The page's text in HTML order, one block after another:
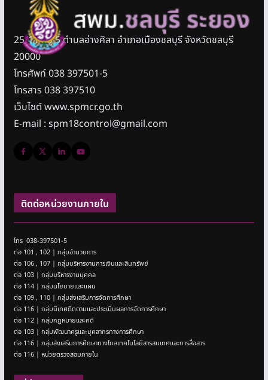
25/11 หมู่ 5 ตำบลอ่างศิลา อำเภอเมืองชลบุรี จังหวัดชลบุรี
20000
โทรศัพท์ 038 397501-5
โทรสาร 038 397510
เว็บไซต์ www.spmcr.go.th
E-mail : spm18control@gmail.com
ติดต่อหน่วยงานภายใน
โทร 038-397501-5
ต่อ 101 , 102 | กลุ่มอำนวยการ
ต่อ 106 , 107 | กลุ่มบริหารงานการเงินและสินทรัพย์
ต่อ 103 | กลุ่มบริหารงานบุคคล
ต่อ 114 | กลุ่มนโยบายและแผน
ต่อ 109 , 110 | กลุ่มส่งเสริมการจัดการศึกษา
ต่อ 116 | กลุ่มนิเทศติดตามและประเมินผลการจัดการศึกษา
ต่อ 112 | กลุ่มกฎหมายและคดี
ต่อ 103 | กลุ่มพัฒนาครูและบุคลากรทางการศึกษา
ต่อ 116 | กลุ่มส่งเสริมการศึกษาทางไกลเทคโนโลยีสารสนเทศและการสื่อสาร
ต่อ 116 | หน่วยตรวจสอบภายใน